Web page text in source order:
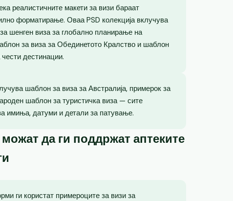
реалистичните макети за визи бараат
форматирање. Оваа PSD колекција вклучува
шенген виза за глобално планирање на
за виза за Обединетото Кралство и шаблон
дестинации.
шаблон за виза за Австралија, примерок за
шаблон за туристичка виза — сите
имиња, датуми и детали за патување.
да ги поддржат аптеките
ги користат примероците за визи за